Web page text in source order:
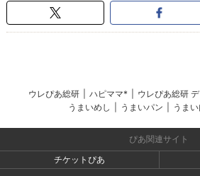
ウレぴあ総研 ハピママ* ウレぴあ総研
うまいめし
うまいパン うま
ぴあ関連サイト
チケットぴあ